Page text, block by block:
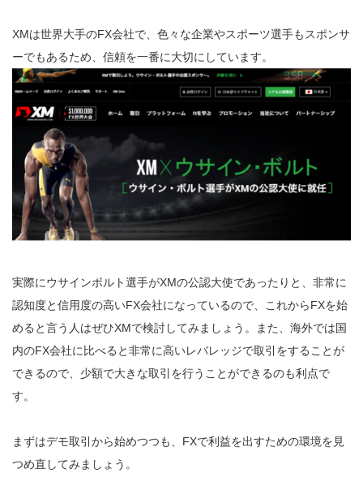
XMは世界大手のFX会社で、色々な企業やスポーツ選手もスポンサ
ーでもあるため、信頼を一番に大切にしています。
実際にウサインボルト選手がXMの公認大使であったりと、非常に
認知度と信用度の高いFX会社になっているので、これからFXを始
めると言う人はぜひXMで検討してみましょう。また、海外では国
内のFX会社に比べると非常に高いレバレッジで取引をすることが
できるので、少額で大きな取引を行うことができるのも利点で
す。
まずはデモ取引から始めつつも、FXで利益を出すための環境を見
つめ直してみましょう。